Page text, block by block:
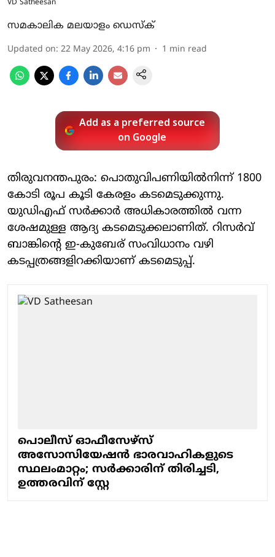
VD Satheesan
സമകാലിക മലയാളം ഡെസ്ക്
Updated on: 22 May 2026, 4:16 pm 1 min read
Add as a preferred source
on Google
തിരുവനന്തപുരം: പൊതുവിപണിയിൽനിന്ന് 1800
കോടി രൂപ കൂടി കേരളം കടമെടുക്കുന്നു.
യുഡിഎഫ് സർക്കാർ അധികാരത്തിൽ വന്ന
ശേഷമുള്ള ആദ്യ കടമെടുക്കലാണിത്. റിസർവ്
ബാങ്കിന്റെ ഇ-കുബേര്‌ സംവിധാനം വഴി
കടപ്പത്രങ്ങളിറക്കിയാണ് കടമെടുപ്പ്.
പൊലീസ് ഓഫീസേഴ്സ്
അസോസിയേഷന്‍ ഭാരവാഹികളുടെ
സ്ഥലംമാറ്റം; സര്‍ക്കാരിന് തിരിച്ചടി,
ഉത്തരവിന് സ്റ്റേ